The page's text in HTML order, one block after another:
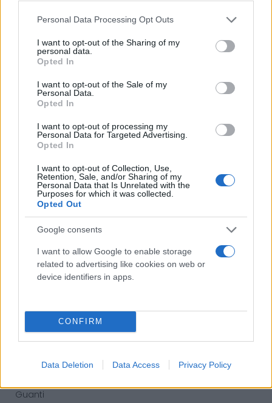
Please note that this website/app uses one or more Google
not limited to your visit or usage behaviour. You may click to
grant or deny consent to Google and its third-party tags to
use your data for below specified purposes in below Google
consent section.
Personal Data Processing Opt Outs
I want to opt-out of the Sharing of my
personal data.
Opted In
I want to opt-out of the Sale of my
Personal Data.
Opted In
I want to opt-out of processing my
Personal Data for Targeted Advertising.
Opted In
I want to opt-out of Collection, Use,
Retention, Sale, and/or Sharing of my
Personal Data that Is Unrelated with the
Purposes for which it was collected.
Opted Out
Google consents
I want to allow Google to enable storage
related to advertising like cookies on web or
device identifiers in apps.
CONFIRM
Data Deletion Data Access Privacy Policy
Scarpa antinfortunistica U Power Matt Esd S3 Ci Src
82,10 €
bassa leggera da lavoro
Categorie
I prodotti abrasivi
Valige pronto soccorso
Calzature
Guanti